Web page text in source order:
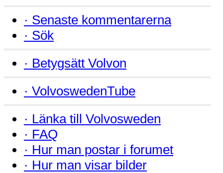
· Senaste kommentarerna
· Sök
· Betygsätt Volvon
· VolvoswedenTube
· Länka till Volvosweden
· FAQ
· Hur man postar i forumet
· Hur man visar bilder